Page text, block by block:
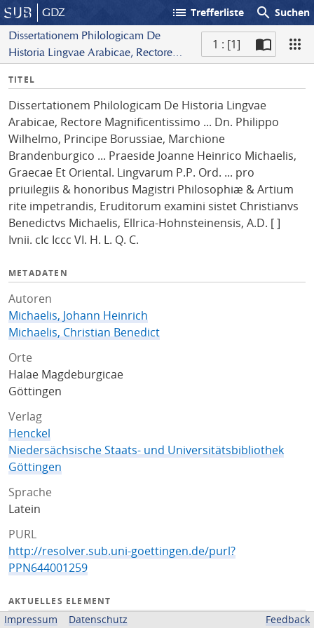
GDZ list Trefferliste search Suchen
Dissertationem Philologicam De
Historia Lingvae Arabicae, Rectore
Wilhelmo, Principe Borussiae,
Marchione Brandenburgico ...
Praeside Joanne Heinrico Michaelis,
Graecae Et Oriental. Lingvarum P.P.
Ord. ... pro priuilegiis & honoribus
Magistri Philosophiæ & Artium rite
impetrandis, Eruditorum examini sistet
Christianvs Benedictvs Michaelis,
Ellrica-Hohnsteinensis, A.D. [ ] Ivnii. cIc
Iccc VI. H. L. Q. C.
1 : [1]
I
f
o
TITEL
Dissertationem Philologicam De Historia Lingvae
Arabicae, Rectore Magnificentissimo ... Dn. Philippo
Wilhelmo, Principe Borussiae, Marchione
Brandenburgico ... Praeside Joanne Heinrico Michaelis,
Graecae Et Oriental. Lingvarum P.P. Ord. ... pro
priuilegiis & honoribus Magistri Philosophiæ & Artium
rite impetrandis, Eruditorum examini sistet Christianvs
Benedictvs Michaelis, Ellrica-Hohnsteinensis, A.D. [ ]
Ivnii. cIc Iccc VI. H. L. Q. C.
METADATEN
Autoren
Michaelis, Johann Heinrich
Michaelis, Christian Benedict
Orte
Halae Magdeburgicae
Göttingen
Verlag
Henckel
Niedersächsische Staats- und Universitätsbibliothek
Göttingen
Sprache
Latein
PURL
http://resolver.sub.uni-goettingen.de/purl?
PPN644001259
AKTUELLES ELEMENT
Impressum Datenschutz Feedback